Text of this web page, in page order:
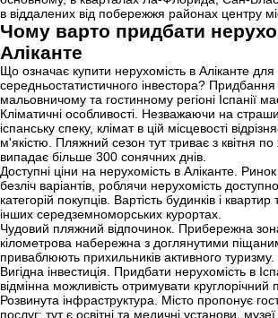
в віддалених від побережжя районах центру
Чому варто придбати
Аліканте
Що означає купити нерухомість в Аліканте для
середньостатистичного інвестора?
мальовничому та гостинному регіоні Іспанії
Кліматичні особливості. Незважаючи на
іспанську спеку, клімат в цій місцевості
м'якістю. Пляжний сезон тут триває з квітня
випадає більше 300 сонячних днів.
Доступні ціни на нерухомість в Аліканте.
безліч варіантів, роблячи нерухомість
категорій покупців. Вартість будинків і
інших середземноморських курортах.
Чудовий пляжний відпочинок. Прибережна
кілометрова набережна з доглянутими
приваблюють прихильників активного туризму.
Вигідна інвестиція. Придбати нерухомість в
відмінна можливість отримувати круглорічний
Розвинута інфраструктура. Місто пропонує
послуг: тут є освітні та медичні установи,